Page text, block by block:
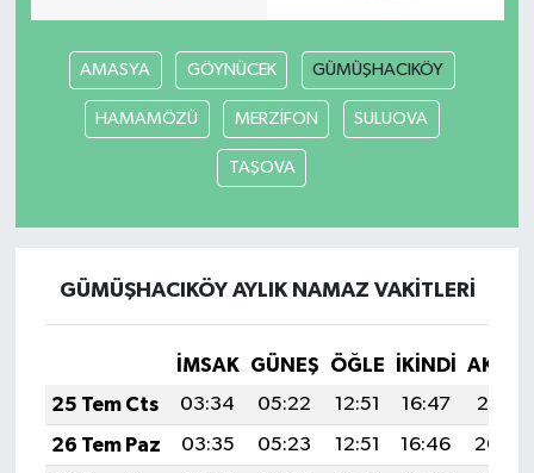
AMASYA GÖYNÜCEK GÜMÜŞHACIKÖY
HAMAMÖZÜ MERZİFON SULUOVA
TAŞOVA
GÜMÜŞHACIKÖY AYLIK NAMAZ VAKITLERI
İMSAK GÜNEŞ ÖĞLE İKINDI
25 Tem Cts
03:34 05:22 12:51 16:47
20:10
26 Tem Paz
03:35 05:23 12:51 16:46
20:09